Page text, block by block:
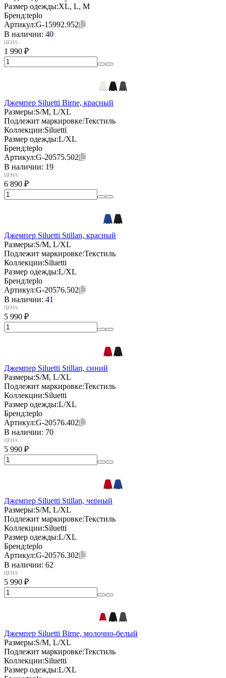
Размер одежды:XL, L, M
Бренд:teplo
Артикул:G-15992.952
В наличии: 40
ЦЕНА:
1 990 ₽
Джемпер Siluetti Birne, красный
Размеры:S/M, L/XL
Подлежит маркировке:Текстиль
Коллекции:Siluetti
Размер одежды:L/XL
Бренд:teplo
Артикул:G-20575.502
В наличии: 19
ЦЕНА:
6 890 ₽
Джемпер Siluetti Stillan, красный
Размеры:S/M, L/XL
Подлежит маркировке:Текстиль
Коллекции:Siluetti
Размер одежды:L/XL
Бренд:teplo
Артикул:G-20576.502
В наличии: 41
ЦЕНА:
5 990 ₽
Джемпер Siluetti Stillan, синий
Размеры:S/M, L/XL
Подлежит маркировке:Текстиль
Коллекции:Siluetti
Размер одежды:L/XL
Бренд:teplo
Артикул:G-20576.402
В наличии: 70
ЦЕНА:
5 990 ₽
Джемпер Siluetti Stillan, черный
Размеры:S/M, L/XL
Подлежит маркировке:Текстиль
Коллекции:Siluetti
Размер одежды:L/XL
Бренд:teplo
Артикул:G-20576.302
В наличии: 62
ЦЕНА:
5 990 ₽
Джемпер Siluetti Birne, молочно-белый
Размеры:S/M, L/XL
Подлежит маркировке:Текстиль
Коллекции:Siluetti
Размер одежды:L/XL